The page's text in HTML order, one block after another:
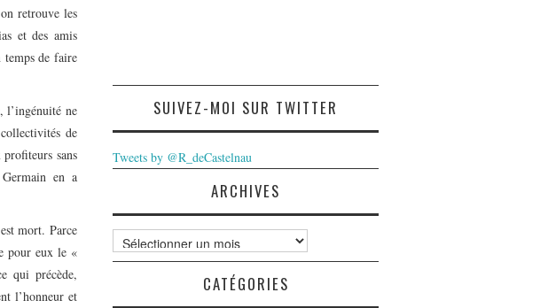
retrouve les
et des amis
temps de faire
l’ingénuité ne
de
sans
en a
mort. Parce
pour eux le «
qui précède,
l’honneur et
SUIVEZ-MOI SUR TWITTER
Tweets by @R_deCastelnau
ARCHIVES
Archives
CATÉGORIES